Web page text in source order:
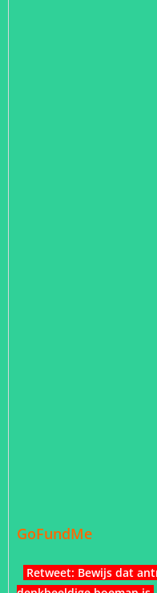
GoFundMe
Retweet: Bewijs dat